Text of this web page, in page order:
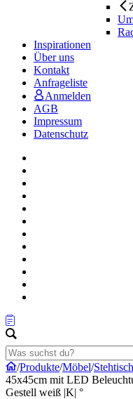
Inspirationen
Über uns
Kontakt
Anfrageliste
Anmelden
AGB
Impressum
Datenschutz
/Produkte/Möbel/
45x45cm mit LED
Gestell weiß |K| °